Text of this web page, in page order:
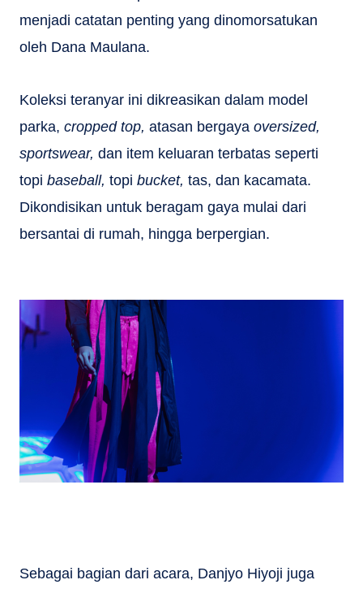
menjadi catatan penting yang dinomorsatukan
oleh Dana Maulana.
Koleksi teranyar ini dikreasikan dalam model
parka, cropped top, atasan bergaya oversized,
sportswear, dan item keluaran terbatas seperti
topi baseball, topi bucket, tas, dan kacamata.
Dikondisikan untuk beragam gaya mulai dari
bersantai di rumah, hingga berpergian.
Sebagai bagian dari acara, Danjyo Hiyoji juga